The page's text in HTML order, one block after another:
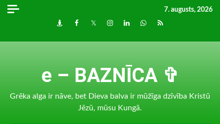
Skip
7. augusts, 2026
DraugiemFacebook
TwitterInstagram
LinkedInwhatsapp
RSS
e – BAZNĪCA ✞
Grēka alga ir nāve, bet Dieva balva ir mūžīga dzīvība Kristū
Jēzū, mūsu Kungā.